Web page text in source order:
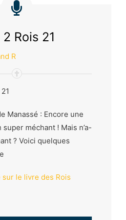
Rois 21
R
Manassé : Encore une
super méchant ! Mais n’a-
? Voici quelques
sur le livre des Rois